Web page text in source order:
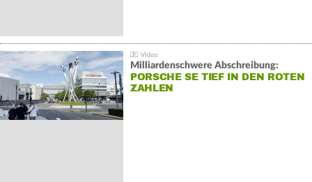
Milliardenschwere Abschreibung:
PORSCHE SE TIEF IN DEN ROTEN
ZAHLEN